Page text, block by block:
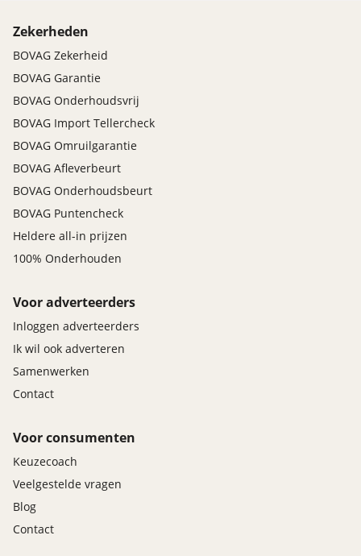
Zekerheden
BOVAG Zekerheid
BOVAG Garantie
BOVAG Onderhoudsvrij
BOVAG Import Tellercheck
BOVAG Omruilgarantie
BOVAG Afleverbeurt
BOVAG Onderhoudsbeurt
BOVAG Puntencheck
Heldere all-in prijzen
100% Onderhouden
Voor adverteerders
Inloggen adverteerders
Ik wil ook adverteren
Samenwerken
Contact
Voor consumenten
Keuzecoach
Veelgestelde vragen
Blog
Contact